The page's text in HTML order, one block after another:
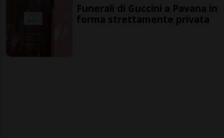
Funerali di Guccini a Pavana in
forma strettamente privata